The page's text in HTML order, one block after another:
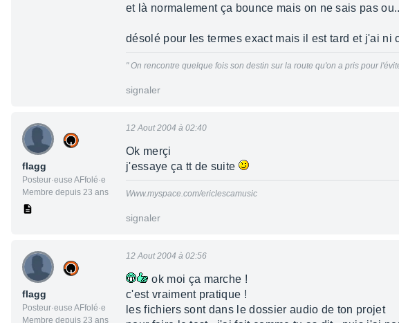
et là normalement ça bounce mais on ne sais pas
désolé pour les termes exact mais il est tard et j'ai ni
" On rencontre quelque fois son destin sur la route qu'on a pris pour
signaler
flagg
Posteur·euse AFfolé·e
Membre depuis 23 ans
12 Aout 2004 à 02:40
Ok merçi
j'essaye ça tt de suite
Www.myspace.com/ericlescamusic
signaler
flagg
Posteur·euse AFfolé·e
Membre depuis 23 ans
12 Aout 2004 à 02:56
ok moi ça marche !
c'est vraiment pratique !
les fichiers sont dans le dossier audio de ton projet